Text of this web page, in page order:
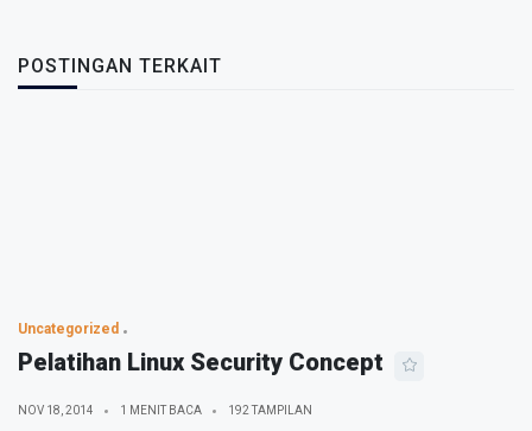
POSTINGAN TERKAIT
Uncategorized
Pelatihan Linux Security Concept
NOV 18, 2014 1 MENIT BACA 192 TAMPILAN